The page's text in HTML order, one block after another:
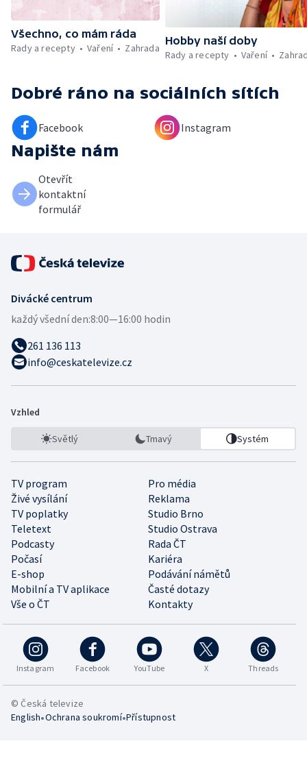
Všechno, co mám ráda
Rady a recepty
Vaření Zahrada
Hobby naší doby
Rady a recepty
Vaření
Dobré ráno na sociálních sítích
Facebook Instagram
Napište nám
Otevřít
kontaktní
formulář
Divácké centrum
každý všední den:8:00—16:00 hodin
261 136 113
info@ceskatelevize.cz
Vzhled
Světlý Tmavý Systém
TV program
Pro média
Živé vysílání
Reklama
TV poplatky
Studio Brno
Teletext
Studio Ostrava
Podcasty
Rada ČT
Počasí
Kariéra
E-shop
Podávání námětů
Mobilní a TV aplikace
Časté dotazy
Vše o ČT
Kontakty
Instagram Facebook YouTube X Threads
© Česká televize
English•Ochrana soukromí•Přístupnost